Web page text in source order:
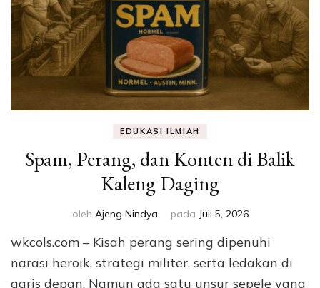
EDUKASI ILMIAH
Spam, Perang, dan Konten di Balik
Kaleng Daging
oleh Ajeng Nindya pada Juli 5, 2026
wkcols.com – Kisah perang sering dipenuhi
narasi heroik, strategi militer, serta ledakan di
garis depan. Namun ada satu unsur sepele yang